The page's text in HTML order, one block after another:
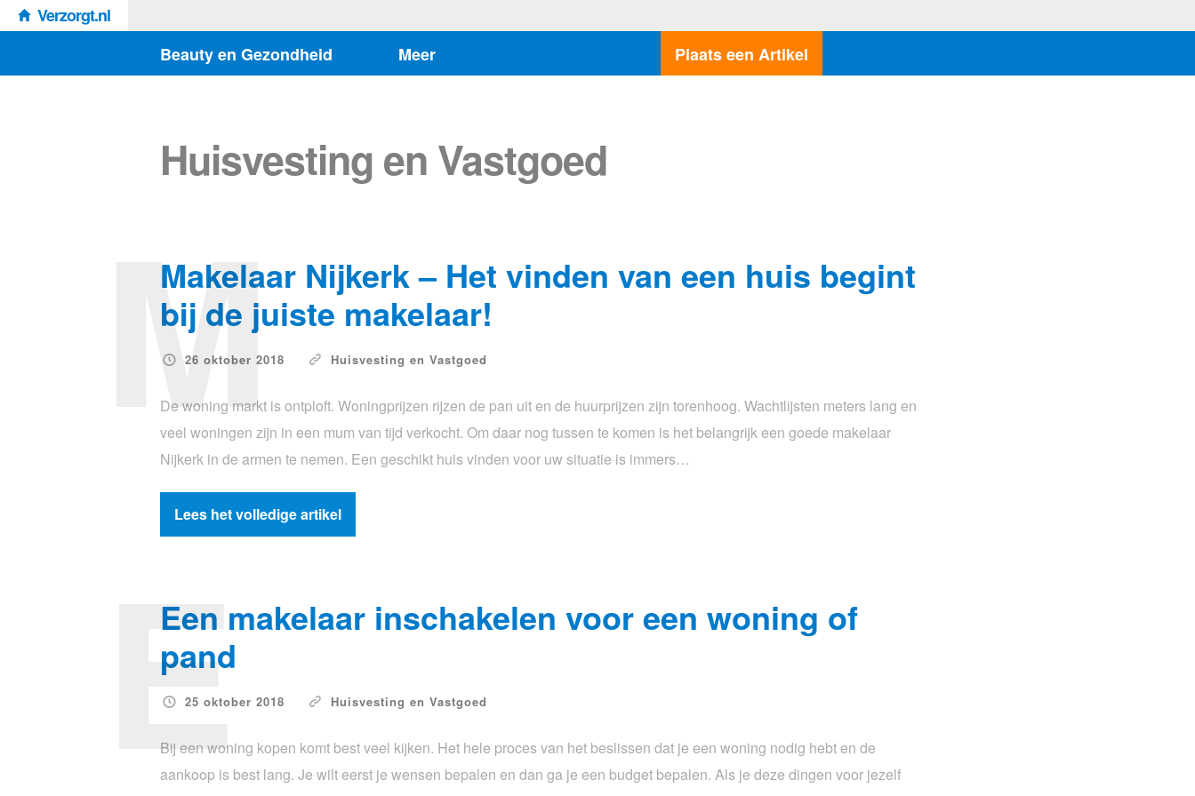
Verzorgt.nl
Beauty en Gezondheid
Meer Plaats een Artikel
Huisvesting en Vastgoed
Makelaar Nijkerk – Het vinden van een huis begint
bij de juiste makelaar!
26 oktober 2018 Huisvesting en Vastgoed
M
De woning markt is ontploft. Woningprijzen rijzen de pan uit en de huurprijzen zijn torenhoog. Wachtlijsten meters lang en
veel woningen zijn in een mum van tijd verkocht. Om daar nog tussen te komen is het belangrijk een goede makelaar
Nijkerk in de armen te nemen. Een geschikt huis vinden voor uw situatie is immers…
Lees het volledige artikel
Een makelaar inschakelen voor een woning of
pand
25 oktober 2018 Huisvesting en Vastgoed
E
Bij een woning kopen komt best veel kijken. Het hele proces van het beslissen dat je een woning nodig hebt en de
aankoop is best lang. Je wilt eerst je wensen bepalen en dan ga je een budget bepalen. Als je deze dingen voor jezelf